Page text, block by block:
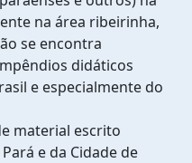
na área ribeirinha,
se encontra
didáticos
e especialmente do
material escrito
e da Cidade de